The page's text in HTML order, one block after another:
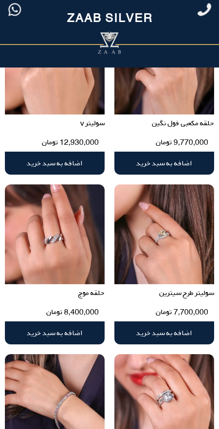
ZAAB SILVER
حلقه مکعبی فول نگین
9,770,000تومان
اضافه به سبد خرید
سولیتر v
12,930,000 تومان
اضافه به سبد خرید
سولیتر طرح سیترین
7,700,000تومان
اضافه به سبد خرید
حلقه موج
8,400,000تومان
اضافه به سبد خرید